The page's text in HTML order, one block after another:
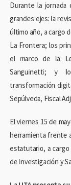
Durante la jornada
grandes ejes: la
último año, a cargo
La Frontera; los
el marco de la
Sanguinetti; y
transformación
Sepúlveda, Fiscal
El viernes 15 de
herramienta frente
estatutario, a cargo
de Investigación y